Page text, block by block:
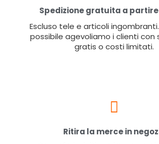
Spedizione gratuita a
Escluso tele e articoli
possibile agevoliamo i clienti con
gratis o costi limitati.
Ritira la merce in